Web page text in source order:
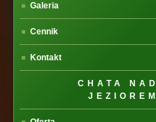
Galeria
Cennik
Kontakt
CHATA NAD
JEZIOREM